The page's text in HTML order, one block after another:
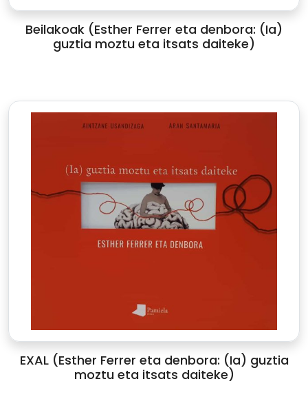
Beilakoak (Esther Ferrer eta denbora: (Ia)
guztia moztu eta itsats daiteke)
EXAL (Esther Ferrer eta denbora: (Ia) guztia
moztu eta itsats daiteke)